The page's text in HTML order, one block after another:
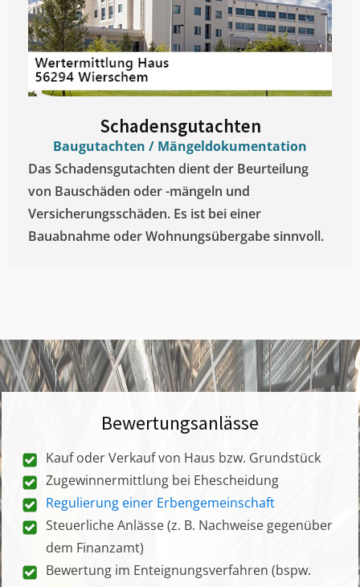
Schadensgutachten
Baugutachten / Mängeldokumentation
Das Schadensgutachten dient der Beurteilung
von Bauschäden oder -mängeln und
Versicherungsschäden. Es ist bei einer
Bauabnahme oder Wohnungsübergabe sinnvoll.
Bewertungsanlässe
Kauf oder Verkauf von Haus bzw. Grundstück
Zugewinnermittlung bei Ehescheidung
Regulierung einer Erbengemeinschaft
Steuerliche Anlässe (z. B. Nachweise gegenüber
dem Finanzamt)
Bewertung im Enteignungsverfahren (bspw.